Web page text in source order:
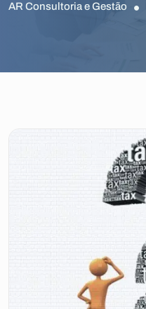
AR Consultoria e Gestão